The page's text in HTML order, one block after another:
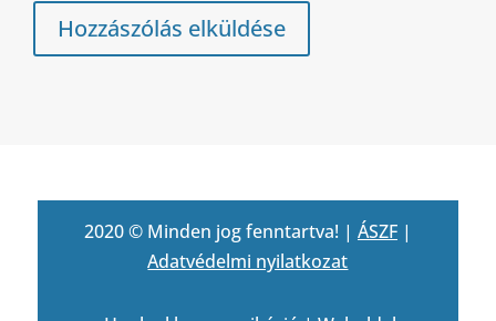
Hozzászólás elküldése
2020 © Minden jog fenntartva! | ÁSZF|
Adatvédelmi nyilatkozat